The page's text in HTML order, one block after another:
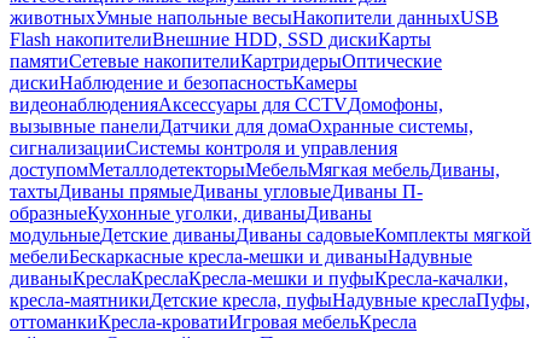
животныхУмные напольные весыНакопители данныхUSB
Flash накопителиВнешние HDD, SSD дискиКарты
памятиСетевые накопителиКартридерыОптические
дискиНаблюдение и безопасностьКамеры
видеонаблюденияАксессуары для CCTVДомофоны,
вызывные панелиДатчики для домаОхранные системы,
сигнализацииСистемы контроля и управления
доступомМеталлодетекторыМебельМягкая мебельДиваны,
тахтыДиваны прямыеДиваны угловыеДиваны П-
образныеКухонные уголки, диваныДиваны
модульныеДетские диваныДиваны садовыеКомплекты мягкой
мебелиБескаркасные кресла-мешки и диваныНадувные
диваныКреслаКреслаКресла-мешки и пуфыКресла-качалки,
кресла-маятникиДетские кресла, пуфыНадувные креслаПуфы,
оттоманкиКресла-кроватиИгровая мебельКресла